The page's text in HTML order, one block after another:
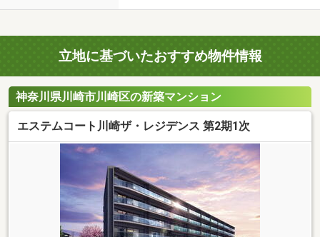
立地に基づいたおすすめ物件情報
神奈川県川崎市川崎区の新築マンション
エステムコート川崎ザ・レジデンス 第2期1次